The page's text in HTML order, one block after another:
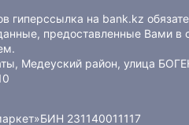
гиперссылка на bank.kz
предоставленные Вами в
.
Медеуский район, улица
БИН 231140011117